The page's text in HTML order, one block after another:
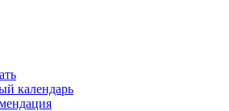
календарь